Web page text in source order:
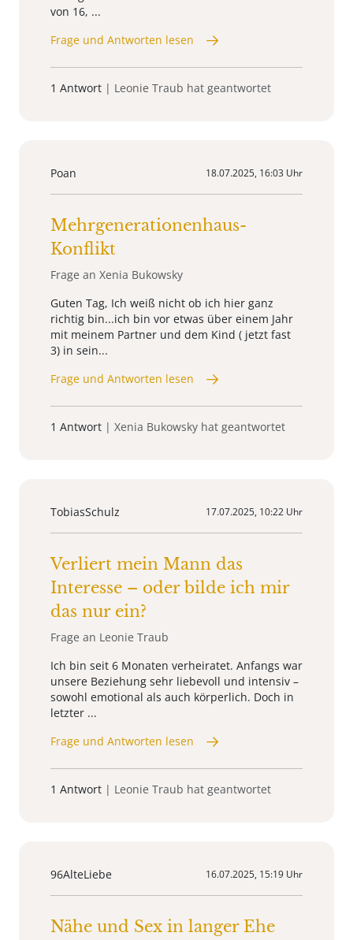
von 16, ...
Frage und Antworten lesen
1 Antwort | Leonie Traub hat geantwortet
Poan 18.07.2025, 16:03 Uhr
Mehrgenerationenhaus-
Konflikt
Frage an Xenia Bukowsky
Guten Tag, Ich weiß nicht ob ich hier ganz
richtig bin...ich bin vor etwas über einem Jahr
mit meinem Partner und dem Kind ( jetzt fast
3) in sein...
Frage und Antworten lesen
1 Antwort | Xenia Bukowsky hat geantwortet
TobiasSchulz 17.07.2025, 10:22 Uhr
Verliert mein Mann das
Interesse – oder bilde ich mir
das nur ein?
Frage an Leonie Traub
Ich bin seit 6 Monaten verheiratet. Anfangs war
unsere Beziehung sehr liebevoll und intensiv –
sowohl emotional als auch körperlich. Doch in
letzter ...
Frage und Antworten lesen
1 Antwort | Leonie Traub hat geantwortet
96AlteLiebe 16.07.2025, 15:19 Uhr
Nähe und Sex in langer Ehe